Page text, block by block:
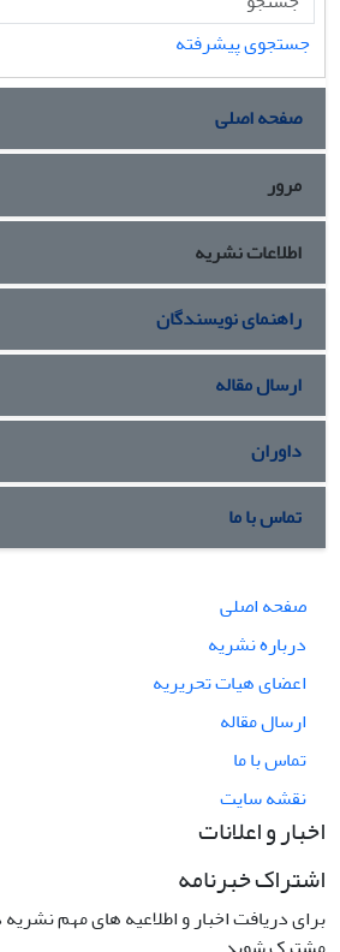
جستجوی پیشرفته
صفحه اصلی
مرور
اطلاعات نشریه
راهنمای نویسندگان
ارسال مقاله
داوران
تماس با ما
صفحه اصلی
درباره نشریه
اعضای هیات تحریریه
ارسال مقاله
تماس با ما
نقشه سایت
اخبار و اعلانات
اشتراک خبرنامه
برای دریافت اخبار و اطلاعیه های مهم